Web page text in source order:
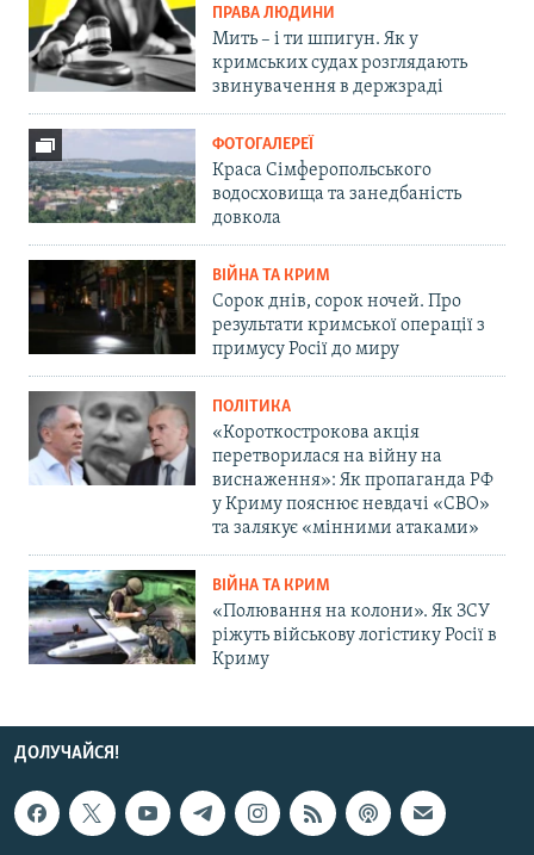
ПРАВА ЛЮДИНИ
Мить – і ти шпигун. Як у
кримських судах розглядають
звинувачення в держзраді
ФОТОГАЛЕРЕЇ
Краса Сімферопольського
водосховища та занедбаність
довкола
ВІЙНА ТА КРИМ
Сорок днів, сорок ночей. Про
результати кримської операції з
примусу Росії до миру
ПОЛІТИКА
«Короткострокова акція
перетворилася на війну на
виснаження»: Як пропаганда РФ
у Криму пояснює невдачі «СВО»
та залякує «мінними атаками»
ВІЙНА ТА КРИМ
«Полювання на колони». Як ЗСУ
ріжуть військову логістику Росії в
Криму
ДОЛУЧАЙСЯ!